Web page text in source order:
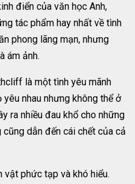
điển của văn học Anh,
tác phẩm hay nhất về tình
phong lãng mạn, nhưng
ám ảnh.
là một tình yêu mãnh
nhau nhưng không thể ở
ra nhiều đau khổ cho những
dẫn đến cái chết của cả
vật phức tạp và khó hiểu.